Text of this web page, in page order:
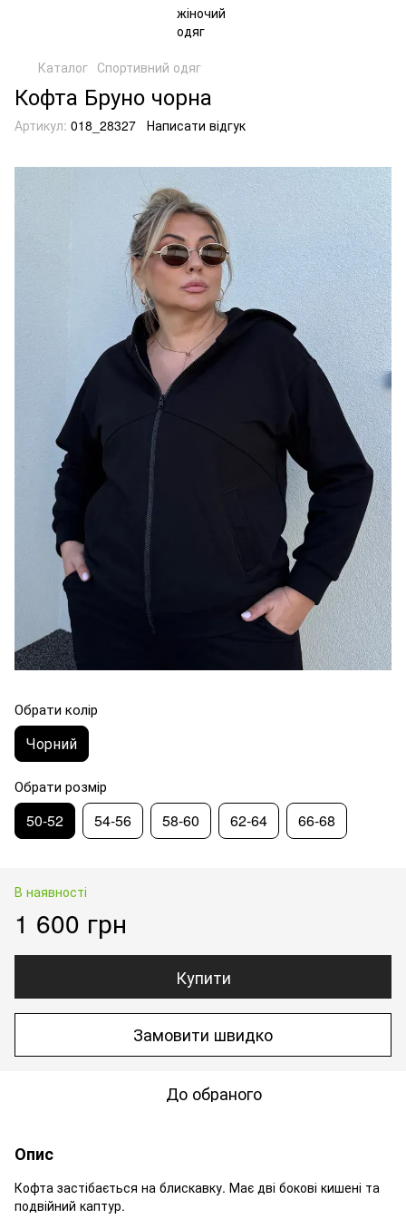
Каталог Спортивний одяг
Кофта Бруно чорна
Артикул: 018_28327 Написати відгук
Обрати колір
Чорний
Обрати розмір
50-52 54-56 58-60 62-64 66-68
В наявності
1 600 грн
Купити
Замовити швидко
До обраного
Опис
Кофта застібається на блискавку. Має дві бокові кишені та
подвійний каптур.